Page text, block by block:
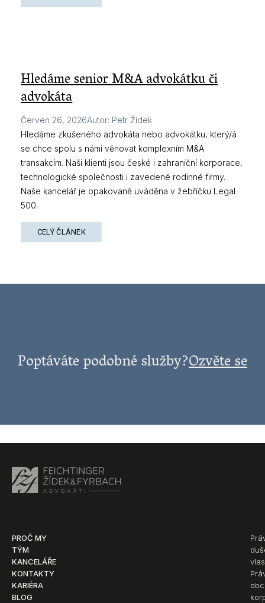
Hledáme senior M&A advokátku či
advokáta
Červen 26, 2026Autor: Petr Žídek
Hledáme zkušeného advokáta nebo advokátku, který/á
se chce spolu s námi věnovat komplexním M&A
transakcím. Naši klienti jsou české i zahraniční korporace,
technologické společnosti i zavedené rodinné firmy.
Naše kancelář je opakovaně uváděna v žebříčku Legal
500.
CELÝ ČLÁNEK
Poptáváte podobné služby?Ozvěte se
PROČ MY
TÝM
KANCELÁŘE
KONTAKTY
KARIÉRA
BLOG